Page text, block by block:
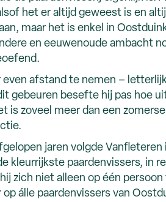
het er altijd geweest is en
maar het is enkel in
en eeuwenoude ambacht
even afstand te nemen –
gebeuren besefte hij pas hoe
is zoveel meer dan een
jaren volgde
kleurrijkste paardenvissers, in
zich niet alleen op één
op álle paardenvissers van